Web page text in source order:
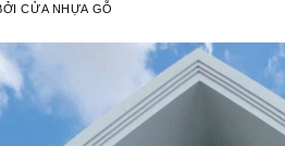
CỬA NHỰA GỖ